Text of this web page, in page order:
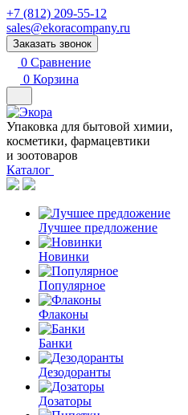
+7 (812) 209-55-12
sales@ekoracompany.ru
Заказать звонок
0 Сравнение
0 Корзина
Упаковка для бытовой химии,
косметики, фармацевтики
и зоотоваров
Каталог
Лучшее предложение
Новинки
Популярное
Флаконы
Банки
Дезодоранты
Дозаторы